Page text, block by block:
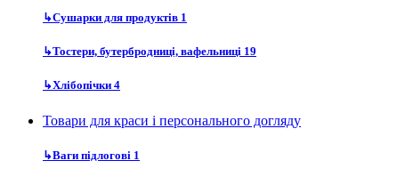
↳Сушарки для продуктів 1
↳Тостери, бутербродниці, вафельниці 19
↳Хлібопічки 4
Товари для краси і персонального догляду
↳Ваги підлогові 1